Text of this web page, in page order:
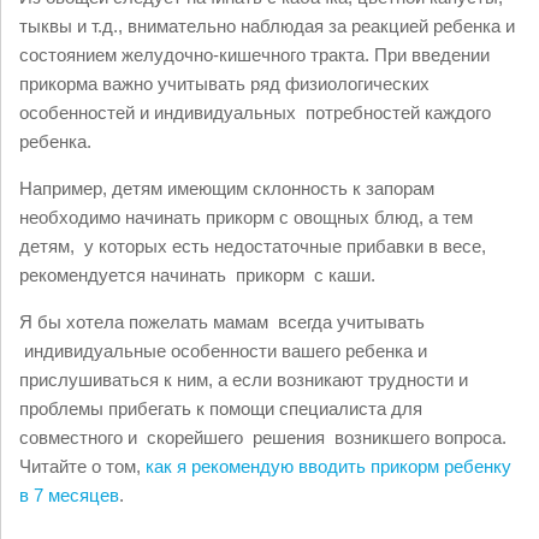
тыквы и т.д., внимательно наблюдая за реакцией ребенка и
состоянием желудочно-кишечного тракта. При введении
прикорма важно учитывать ряд физиологических
особенностей и индивидуальных потребностей каждого
ребенка.
Например, детям имеющим склонность к запорам
необходимо начинать прикорм с овощных блюд, а тем
детям, у которых есть недостаточные прибавки в весе,
рекомендуется начинать прикорм с каши.
Я бы хотела пожелать мамам всегда учитывать
индивидуальные особенности вашего ребенка и
прислушиваться к ним, а если возникают трудности и
проблемы прибегать к помощи специалиста для
совместного и скорейшего решения возникшего вопроса.
Читайте о том, как я рекомендую вводить прикорм ребенку
в 7 месяцев.